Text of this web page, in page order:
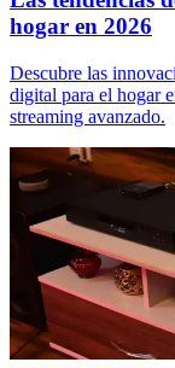
hogar en 2026
Descubre las
digital para el hogar
streaming avanzado.